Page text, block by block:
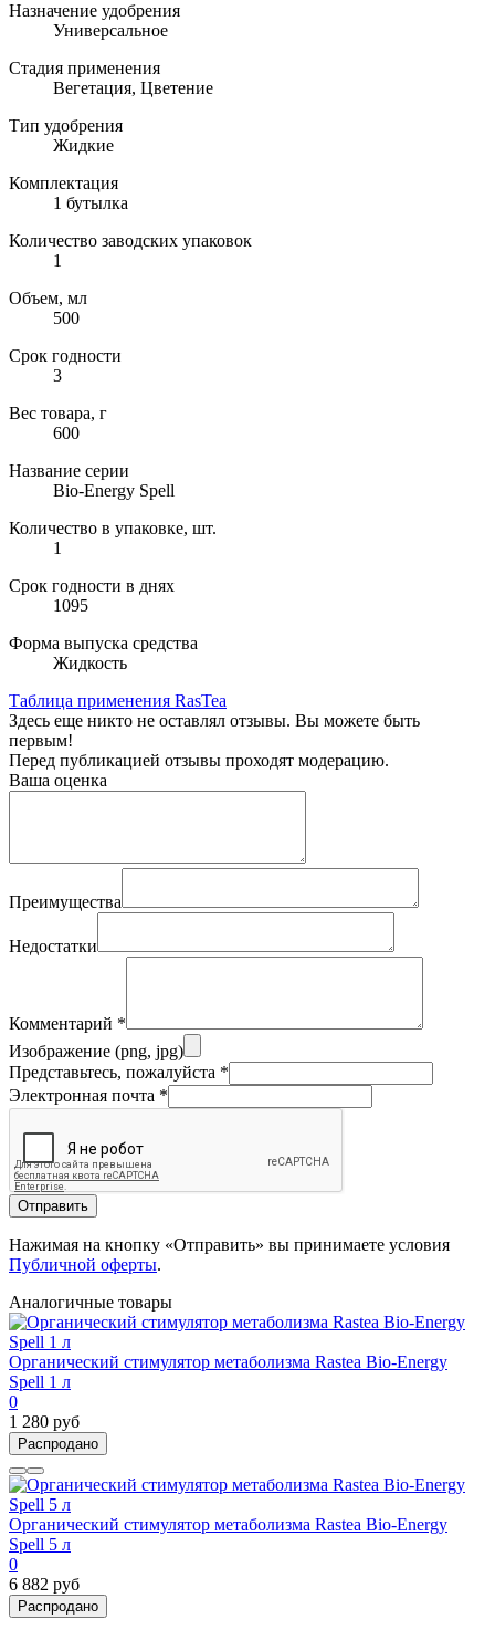
Назначение удобрения
Универсальное
Стадия применения
Вегетация, Цветение
Тип удобрения
Жидкие
Комплектация
1 бутылка
Количество заводских упаковок
1
Объем, мл
500
Срок годности
3
Вес товара, г
600
Название серии
Bio-Energy Spell
Количество в упаковке, шт.
1
Срок годности в днях
1095
Форма выпуска средства
Жидкость
Таблица применения RasTea
Здесь еще никто не оставлял отзывы. Вы можете быть
первым!
Перед публикацией отзывы проходят модерацию.
Ваша оценка
Преимущества
Недостатки
Комментарий *
Изображение (png, jpg)
Представьтесь, пожалуйста *
Электронная почта *
Отправить
Нажимая на кнопку «Отправить» вы принимаете условия
Публичной оферты.
Аналогичные товары
Органический стимулятор метаболизма Rastea Bio-Energy
Spell 1 л
0
1 280 руб
Распродано
Органический стимулятор метаболизма Rastea Bio-Energy
Spell 5 л
0
6 882 руб
Распродано